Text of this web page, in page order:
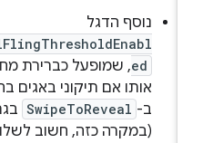
נוסף הדגל
, שמופעל כברירת
אותו אם תיקוני באגים
SwipeToReveal
(במקרה כזה, חשוב לשלוח